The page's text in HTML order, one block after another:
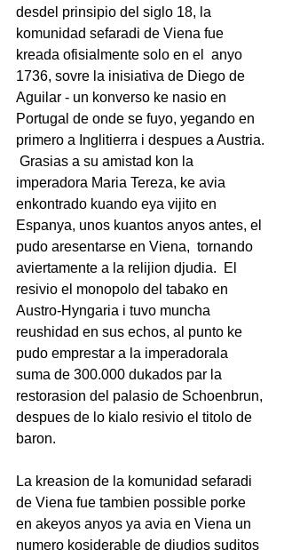
desdel prinsipio del siglo 18, la
komunidad sefaradi de Viena fue
kreada ofisialmente solo en el  anyo
1736, sovre la inisiativa de Diego de
Aguilar - un konverso ke nasio en
Portugal de onde se fuyo, yegando en
primero a Inglitierra i despues a Austria.
Grasias a su amistad kon la
imperadora Maria Tereza, ke avia
enkontrado kuando eya vijito en
Espanya, unos kuantos anyos antes, el
pudo aresentarse en Viena,  tornando
aviertamente a la relijion djudia.  El
resivio el monopolo del tabako en
Austro-Hyngaria i tuvo muncha
reushidad en sus echos, al punto ke
pudo emprestar a la imperadorala
suma de 300.000 dukados par la
restorasion del palasio de Schoenbrun,
despues de lo kialo resivio el titolo de
baron.
La kreasion de la komunidad sefaradi
de Viena fue tambien possible porke
en akeyos anyos ya avia en Viena un
numero kosiderable de djudios suditos